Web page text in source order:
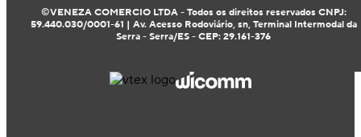
©VENEZA COMERCIO LTDA - Todos os direitos reservados CNPJ:
59.440.030/0001-61 | Av. Acesso Rodoviário, sn, Terminal Intermodal da
Serra - Serra/ES - CEP: 29.161-376